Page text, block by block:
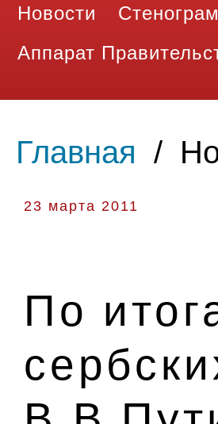
Новости
Аппарат
Главная /
23 марта 2011
По